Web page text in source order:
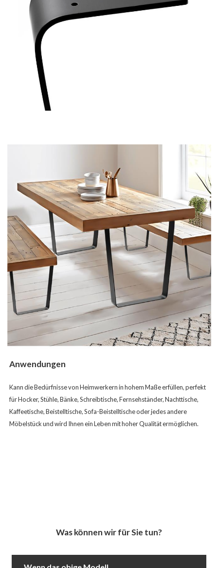
Anwendungen
Kann die Bedürfnisse von Heimwerkern in hohem Maße erfüllen, perfekt
für Hocker, Stühle, Bänke, Schreibtische, Fernsehständer, Nachttische,
Kaffeetische, Beistelltische, Sofa-Beistelltische oder jedes andere
Möbelstück und wird Ihnen ein Leben mit hoher Qualität ermöglichen.
Was können wir für Sie tun?